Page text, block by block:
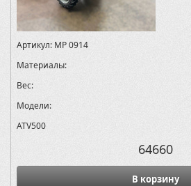
Артикул: MP 0914
Материалы:
Вес:
Модели:
ATV500
64660
В корзину